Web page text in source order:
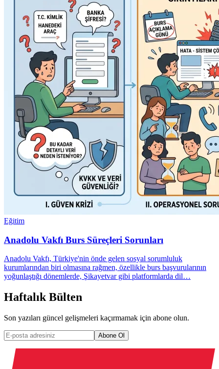
Eğitim
Anadolu Vakfı Burs Süreçleri Sorunları
Anadolu Vakfı, Türkiye'nin önde gelen sosyal sorumluluk
kurumlarından biri olmasına rağmen, özellikle burs başvurularının
yoğunlaştığı dönemlerde, Şikayetvar gibi platformlarda dil…
Haftalık Bülten
Son yazıları güncel gelişmeleri kaçırmamak için abone olun.
Abone Ol